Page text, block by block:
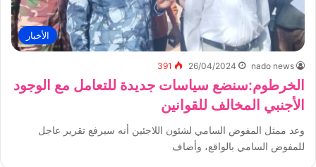
الأخبار
nado news
26/04/2024
391
الخرطوم:سنضع سياسات جديدة للتعامل مع الوجود
الأجنبي المخالف للقوانين
وعد ممثل المفوض السامي لشئون اللاجئين أنه سيرفع تقرير عاجل
للمفوض السامي بالواقع، وأضاف